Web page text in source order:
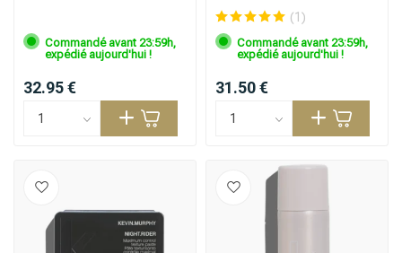
Produits de coiffage Coloration des cheveux
Commandé avant 23:59h,
expédié aujourd'hui !
32.95 €
(1)
Commandé avant 23:59h,
expédié aujourd'hui !
31.50 €